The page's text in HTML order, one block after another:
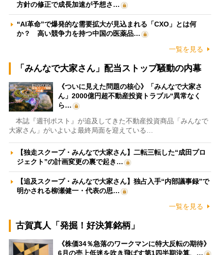
方針の修正で成長加速が予想さ…
“AI革命”で爆発的な需要拡大が見込まれる「CXO」とは何
か？ 高い競争力を持つ中国の医薬品…
一覧を見る
「みんなで大家さん」配当ストップ騒動の内幕
《ついに見えた問題の核心》「みんなで大家さ
ん」2000億円超不動産投資トラブル“異常なく
ら…
本誌『週刊ポスト』が追及してきた不動産投資商品「みんなで
大家さん」がいよいよ最終局面を迎えている…
【独走スクープ・みんなで大家さん】二転三転した“成田プロ
ジェクト”の計画変更の裏で起き…
【追及スクープ・みんなで大家さん】独占入手“内部議事録”で
明かされる柳瀬健一・代表の思…
一覧を見る
古賀真人「発掘！好決算銘柄」
《株価34％急落のワークマンに特大反転の期待》
6月の売上低迷を吹き飛ばす第1四半期決算、…